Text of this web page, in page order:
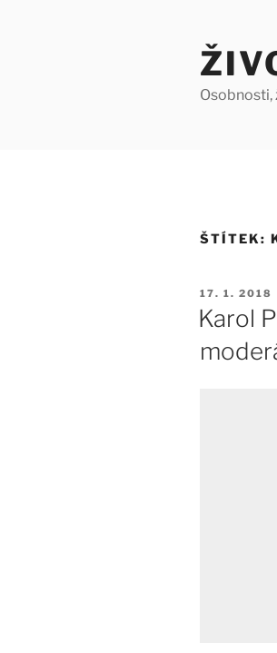
ŠTÍTEK:
17. 1. 2018
Karol